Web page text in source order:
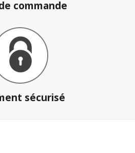
commande
sécurisé